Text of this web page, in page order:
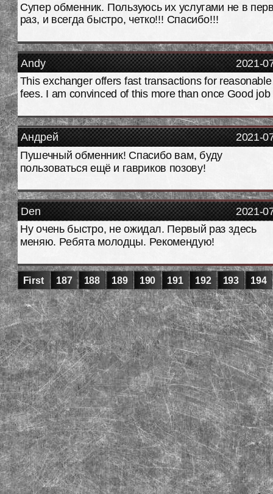
Супер обменник. Пользуюсь их услугами не в
раз, и всегда быстро, четко!!! Спасибо!!!
2021-
Andy
This exchanger offers fast transactions for reasonable
fees. I am convinced of this more than once Good job
2021-
Андрей
Пушечный обменник! Спасибо вам, буду
пользоваться ещё и гавриков позову!
2021-
Den
Ну очень быстро, не ожидал. Первый раз здесь
меняю. Ребята молодцы. Рекомендую!
First 187 188 189 190 191 192 193 194